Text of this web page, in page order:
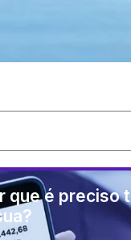
que é preciso